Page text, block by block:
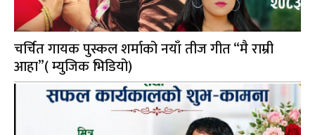
चर्चित गायक पुस्कल शर्माको नयाँ तीज गीत “मै राम्री
आहा”( म्युजिक भिडियो)